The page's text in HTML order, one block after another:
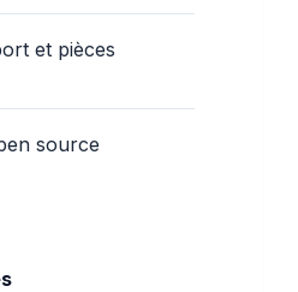
et pièces
source